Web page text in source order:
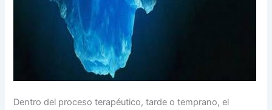
Dentro del proceso terapéutico, tarde o temprano, el